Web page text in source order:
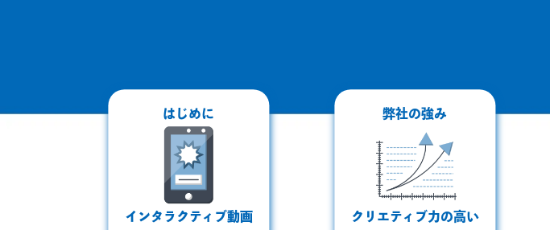
はじめに
インタラクティブ動画
弊社の強み
クリエティブ力の高い